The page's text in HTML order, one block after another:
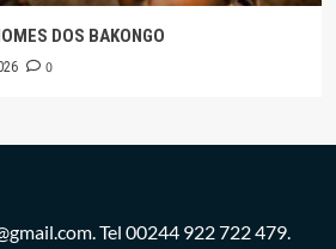
DOS BAKONGO
0
Tel 00244 922 722 479.